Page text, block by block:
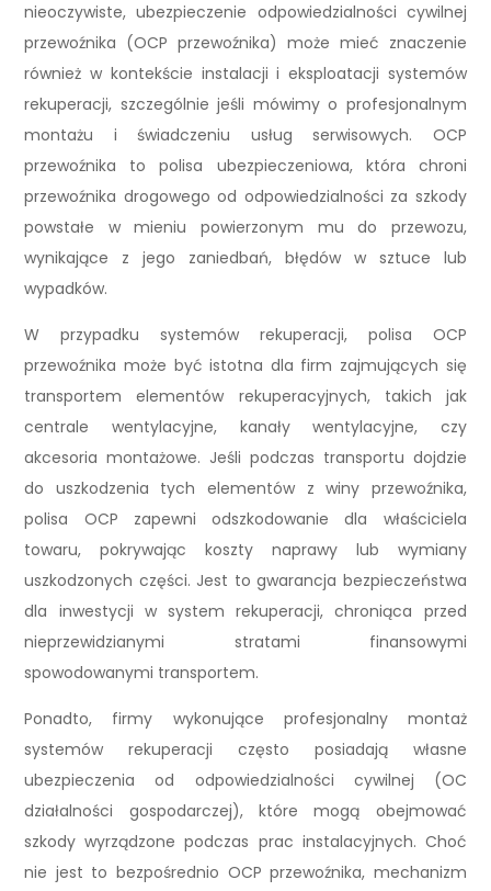
nieoczywiste, ubezpieczenie odpowiedzialności cywilnej
przewoźnika (OCP przewoźnika) może mieć znaczenie
również w kontekście instalacji i eksploatacji systemów
rekuperacji, szczególnie jeśli mówimy o profesjonalnym
montażu i świadczeniu usług serwisowych. OCP
przewoźnika to polisa ubezpieczeniowa, która chroni
przewoźnika drogowego od odpowiedzialności za szkody
powstałe w mieniu powierzonym mu do przewozu,
wynikające z jego zaniedbań, błędów w sztuce lub
wypadków.
W przypadku systemów rekuperacji, polisa OCP
przewoźnika może być istotna dla firm zajmujących się
transportem elementów rekuperacyjnych, takich jak
centrale wentylacyjne, kanały wentylacyjne, czy
akcesoria montażowe. Jeśli podczas transportu dojdzie
do uszkodzenia tych elementów z winy przewoźnika,
polisa OCP zapewni odszkodowanie dla właściciela
towaru, pokrywając koszty naprawy lub wymiany
uszkodzonych części. Jest to gwarancja bezpieczeństwa
dla inwestycji w system rekuperacji, chroniąca przed
nieprzewidzianymi stratami finansowymi
spowodowanymi transportem.
Ponadto, firmy wykonujące profesjonalny montaż
systemów rekuperacji często posiadają własne
ubezpieczenia od odpowiedzialności cywilnej (OC
działalności gospodarczej), które mogą obejmować
szkody wyrządzone podczas prac instalacyjnych. Choć
nie jest to bezpośrednio OCP przewoźnika, mechanizm